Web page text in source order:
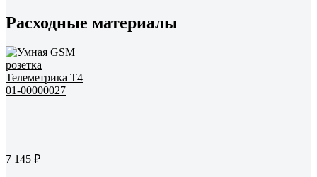
Расходные материалы
7 145 ₽